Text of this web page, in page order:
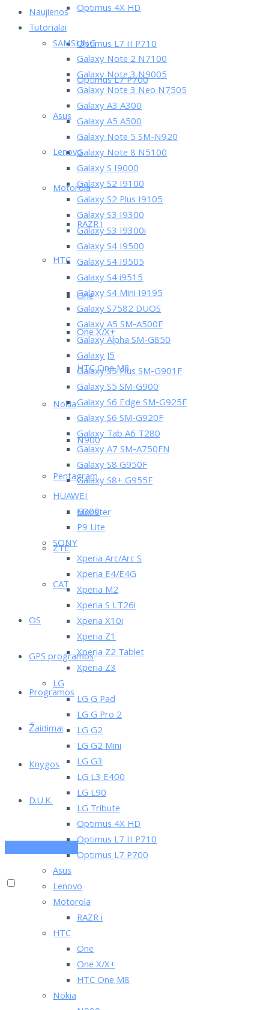
Optimus 4X HD
Optimus L7 II P710
Optimus L7 P700
Asus
Lenovo
Motorola
RAZR i
HTC
One
One X/X+
HTC One M8
Nokia
N900
Pentagram
Monster
ZTE
CAT
OS
GPS programos
Programos
Žaidimai
Knygos
D.U.K.
Naujienos
Tutorialai
SAMSUNG
Galaxy Note 2 N7100
Galaxy Note 3 N9005
Galaxy Note 3 Neo N7505
Galaxy A3 A300
Galaxy A5 A500
Galaxy Note 5 SM-N920
Galaxy Note 8 N5100
Galaxy S I9000
Galaxy S2 I9100
Galaxy S2 Plus I9105
Galaxy S3 I9300
Galaxy S3 I9300i
Galaxy S4 I9500
Galaxy S4 I9505
Galaxy S4 i9515
Galaxy S4 Mini I9195
Galaxy S7582 DUOS
Galaxy A5 SM-A500F
Galaxy Alpha SM-G850
Galaxy J5
Galaxy S5 Plus SM-G901F
Galaxy S5 SM-G900
Galaxy S6 Edge SM-G925F
Galaxy S6 SM-G920F
Galaxy Tab A6 T280
Galaxy A7 SM-A750FN
Galaxy S8 G950F
Galaxy S8+ G955F
HUAWEI
G300
P9 Lite
SONY
Xperia Arc/Arc S
Xperia E4/E4G
Xperia M2
Xperia S LT26i
Xperia X10i
Xperia Z1
Xperia Z2 Tablet
Xperia Z3
LG
LG G Pad
LG G Pro 2
LG G2
LG G2 Mini
LG G3
LG L3 E400
LG L90
LG Tribute
Optimus 4X HD
Optimus L7 II P710
Optimus L7 P700
Asus
Lenovo
Motorola
RAZR i
HTC
One
One X/X+
HTC One M8
Nokia